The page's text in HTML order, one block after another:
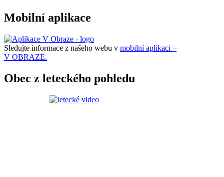
Mobilní aplikace
Sledujte informace z našeho webu v mobilní aplikaci –
V OBRAZE.
Obec z leteckého pohledu